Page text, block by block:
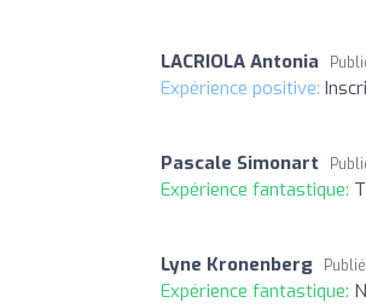
LACRIOLA Antonia
Expérience positive:
Pascale Simonart
Expérience fantastique:
Lyne Kronenberg
Expérience fantastique: